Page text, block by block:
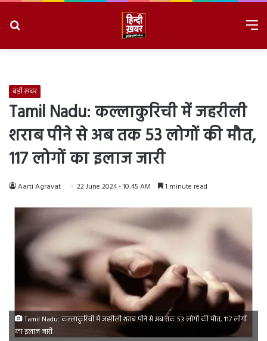
बड़ी ख़बर
Tamil Nadu: कल्लाकुरिची में जहरीली
शराब पीने से अब तक 53 लोगों की मौत,
117 लोगों का इलाज जारी
Aarti Agravat 22 June 2024 - 10:45 AM 1 minute read
Tamil Nadu: कल्लाकुरिची में जहरीली शराब पीने से अब तक 53 लोगों की मौत, 117 लोगों
का इलाज जारी